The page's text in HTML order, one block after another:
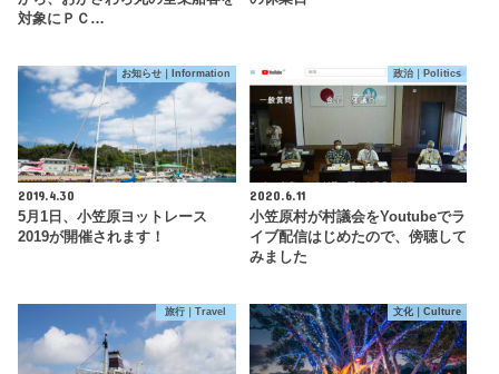
対象にＰＣ…
お知らせ｜Information
2019.4.30
5月1日、小笠原ヨットレース
2019が開催されます！
政治｜Politics
2020.6.11
小笠原村が村議会をYoutubeでラ
イブ配信はじめたので、傍聴して
みました
旅行｜Travel 文化｜Culture